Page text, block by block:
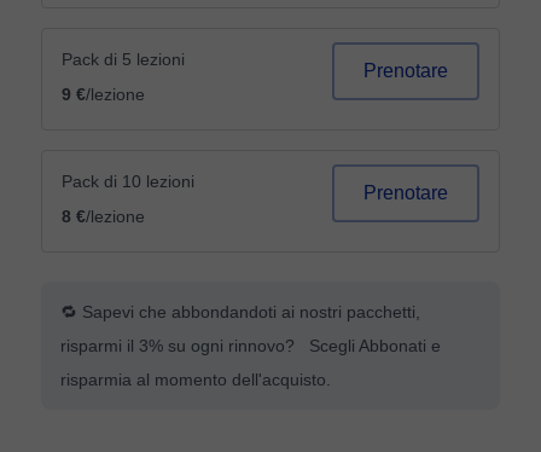
Pack di 5 lezioni
9 €/lezione
Prenotare
Pack di 10 lezioni
8 €/lezione
Prenotare
🔁 Sapevi che abbondandoti ai nostri pacchetti,
risparmi il 3% su ogni rinnovo? Scegli Abbonati e
risparmia al momento dell'acquisto.